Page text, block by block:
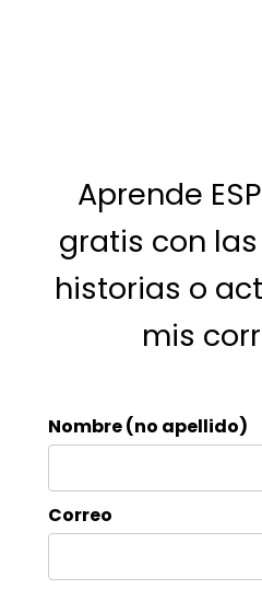
Aprende
gratis con
historias o
mis
Nombre (no apellido)
Correo